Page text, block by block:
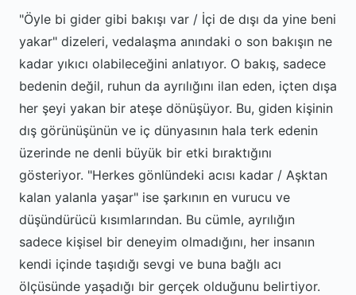
"Öyle bi gider gibi bakışı var / İçi de dışı da yine beni
yakar" dizeleri, vedalaşma anındaki o son bakışın ne
kadar yıkıcı olabileceğini anlatıyor. O bakış, sadece
bedenin değil, ruhun da ayrılığını ilan eden, içten dışa
her şeyi yakan bir ateşe dönüşüyor. Bu, giden kişinin
dış görünüşünün ve iç dünyasının hala terk edenin
üzerinde ne denli büyük bir etki bıraktığını
gösteriyor. "Herkes gönlündeki acısı kadar / Aşktan
kalan yalanla yaşar" ise şarkının en vurucu ve
düşündürücü kısımlarından. Bu cümle, ayrılığın
sadece kişisel bir deneyim olmadığını, her insanın
kendi içinde taşıdığı sevgi ve buna bağlı acı
ölçüsünde yaşadığı bir gerçek olduğunu belirtiyor.